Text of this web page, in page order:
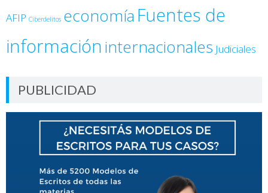
AFIP Ciberdelitos economía Fuentes de
informacióninternacionales Judiciales
PUBLICIDAD